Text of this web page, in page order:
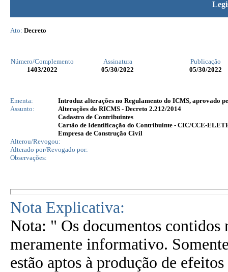
Ato: Decreto
Número/Complemento Assinatura
Publicação
1403/2022 05/30/2022 05/30/2022
Ementa:
Introduz alterações no Regulamento do ICMS, aprovado
Assunto:
Alterações do RICMS - Decreto 2.212/2014
Cadastro de Contribuintes
Cartão de Identificação do Contribuinte - CIC/CCE-
Empresa de Construção Civil
Alterou/Revogou:
Alterado por/Revogado por:
Observações:
Nota Explicativa:
Nota: " Os documentos contidos
meramente informativo.
estão aptos à produção de